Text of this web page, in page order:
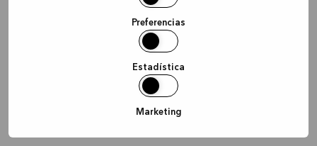
Preferencias
Estadística
Marketing